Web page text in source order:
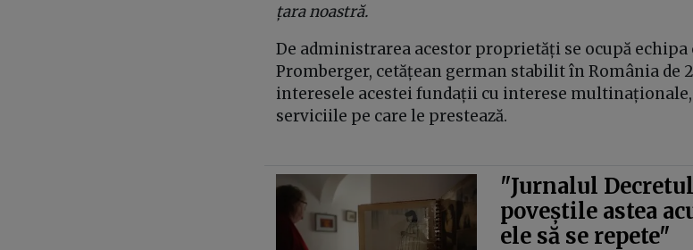
țara noastră.
De administrarea acestor proprietăți se ocupă echipa
Promberger, cetățean german stabilit în România de
interesele acestei fundații cu interese
serviciile pe care le prestează.
"Jurnalul
poveștile astea
ele să se repete"